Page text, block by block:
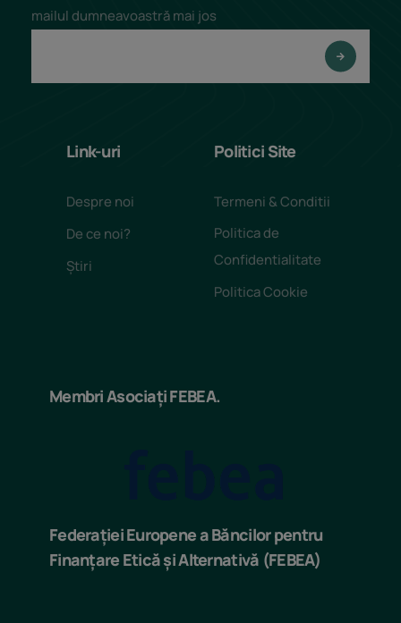
mailul dumneavoastră mai jos
Link-uri
Despre noi
De ce noi?
Știri
Politici Site
Termeni & Conditii
Politica de
Confidentialitate
Politica Cookie
Membri Asociați FEBEA.
Federației Europene a Băncilor pentru
Finanțare Etică și Alternativă (FEBEA)